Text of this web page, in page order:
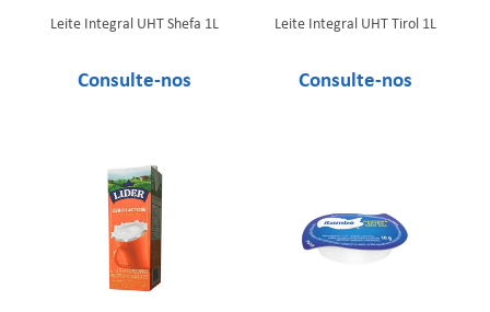
Leite Integral UHT Shefa 1L Leite Integral UHT Tirol 1L